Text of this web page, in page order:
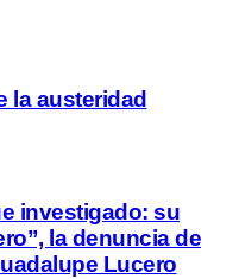
la austeridad
investigado: su
la denuncia de
Lucero